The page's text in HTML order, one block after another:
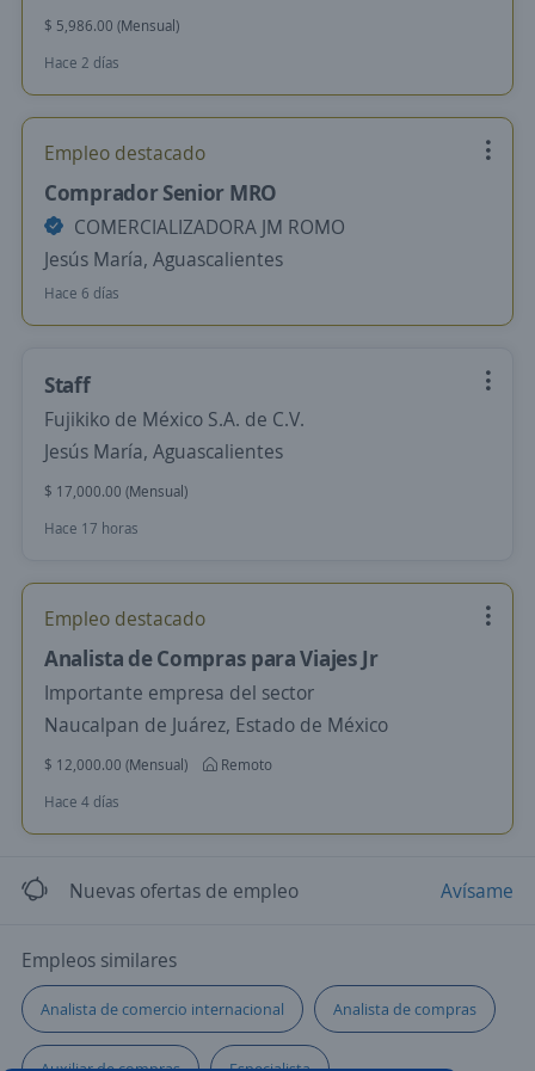
$ 5,986.00 (Mensual)
Hace 2 días
Empleo destacado
Comprador Senior MRO
COMERCIALIZADORA JM ROMO
Jesús María, Aguascalientes
Hace 6 días
Staff
Fujikiko de México S.A. de C.V.
Jesús María, Aguascalientes
$ 17,000.00 (Mensual)
Hace 17 horas
Empleo destacado
Analista de Compras para Viajes Jr
Importante empresa del sector
Naucalpan de Juárez, Estado de México
$ 12,000.00 (Mensual)
Remoto
Hace 4 días
Nuevas ofertas de empleo Avísame
Empleos similares
Analista de comercio internacional Analista de compras